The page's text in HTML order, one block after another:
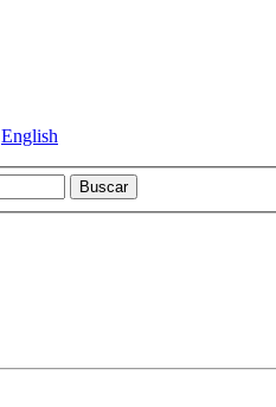
English